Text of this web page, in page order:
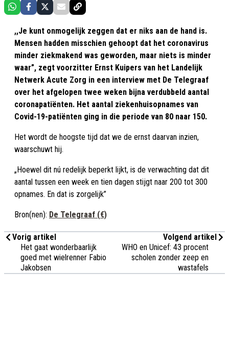
,,Je kunt onmogelijk zeggen dat er niks aan de hand is.
Mensen hadden misschien gehoopt dat het coronavirus
minder ziekmakend was geworden, maar niets is minder
waar”, zegt voorzitter Ernst Kuipers van het Landelijk
Netwerk Acute Zorg in een interview met De Telegraaf
over het afgelopen twee weken bijna verdubbeld aantal
coronapatiënten. Het aantal ziekenhuisopnames van
Covid-19-patiënten ging in die periode van 80 naar 150.
Het wordt de hoogste tijd dat we de ernst daarvan inzien,
waarschuwt hij.
„Hoewel dit nú redelijk beperkt lijkt, is de verwachting dat dit
aantal tussen een week en tien dagen stijgt naar 200 tot 300
opnames. En dat is zorgelijk”
Bron(nen): De Telegraaf (€)
Vorig artikel
Het gaat wonderbaarlijk
goed met wielrenner Fabio
Jakobsen
Volgend artikel
WHO en Unicef: 43 procent
scholen zonder zeep en
wastafels